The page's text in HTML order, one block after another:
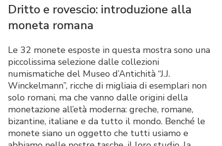
Dritto e rovescio: introduzione alla
moneta romana
Le 32 monete esposte in questa mostra sono una
piccolissima selezione dalle collezioni
numismatiche del Museo d’Antichità “J.J.
Winckelmann”, ricche di migliaia di esemplari non
solo romani, ma che vanno dalle origini della
monetazione all’età moderna: greche, romane,
bizantine, italiane e da tutto il mondo. Benché le
monete siano un oggetto che tutti usiamo e